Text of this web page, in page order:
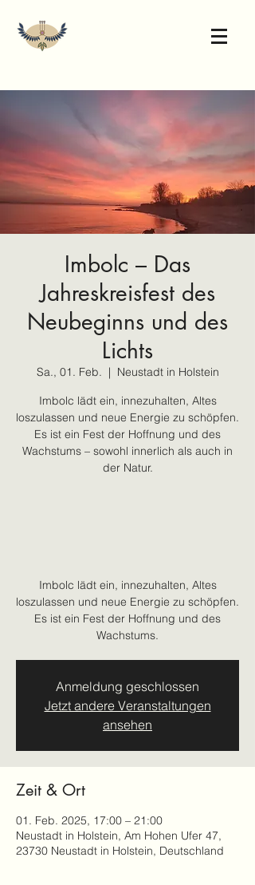
Imbolc – Das
Jahreskreisfest des
Neubeginns und des
Lichts
Sa., 01. Feb.
  |
Neustadt in Holstein
Imbolc lädt ein, innezuhalten, Altes
loszulassen und neue Energie zu schöpfen.
Es ist ein Fest der Hoffnung und des
Wachstums – sowohl innerlich als auch in
der Natur.
Imbolc lädt ein, innezuhalten, Altes
loszulassen und neue Energie zu schöpfen.
Es ist ein Fest der Hoffnung und des
Wachstums.
Anmeldung geschlossen
Jetzt andere Veranstaltungen
ansehen
Zeit & Ort
01. Feb. 2025, 17:00 – 21:00
Neustadt in Holstein, Am Hohen Ufer 47,
23730 Neustadt in Holstein, Deutschland